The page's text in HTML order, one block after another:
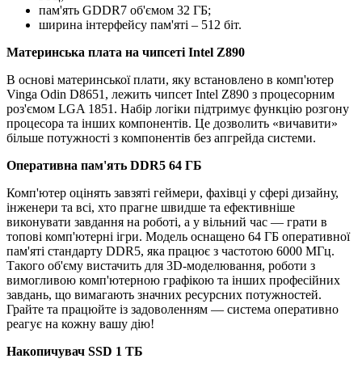
пам'ять GDDR7 об'ємом 32 ГБ;
ширина інтерфейсу пам'яті – 512 біт.
Материнська плата на чипсеті Intel Z890
В основі материнської плати, яку встановлено в комп'ютер
Vinga Odin D8651, лежить чипсет Intel Z890 з процесорним
роз'ємом LGA 1851. Набір логіки підтримує функцію розгону
процесора та інших компонентів. Це дозволить «вичавити»
більше потужності з компонентів без апгрейда системи.
Оперативна пам'ять DDR5 64 ГБ
Комп'ютер оцінять завзяті геймери, фахівці у сфері дизайну,
інженери та всі, хто прагне швидше та ефективніше
виконувати завдання на роботі, а у вільний час — грати в
топові комп'ютерні ігри. Модель оснащено 64 ГБ оперативної
пам'яті стандарту DDR5, яка працює з частотою 6000 МГц.
Такого об'єму вистачить для 3D-моделювання, роботи з
вимогливою комп'ютерною графікою та інших професійних
завдань, що вимагають значних ресурсних потужностей.
Грайте та працюйте із задоволенням — система оперативно
реагує на кожну вашу дію!
Накопичувач SSD 1 ТБ